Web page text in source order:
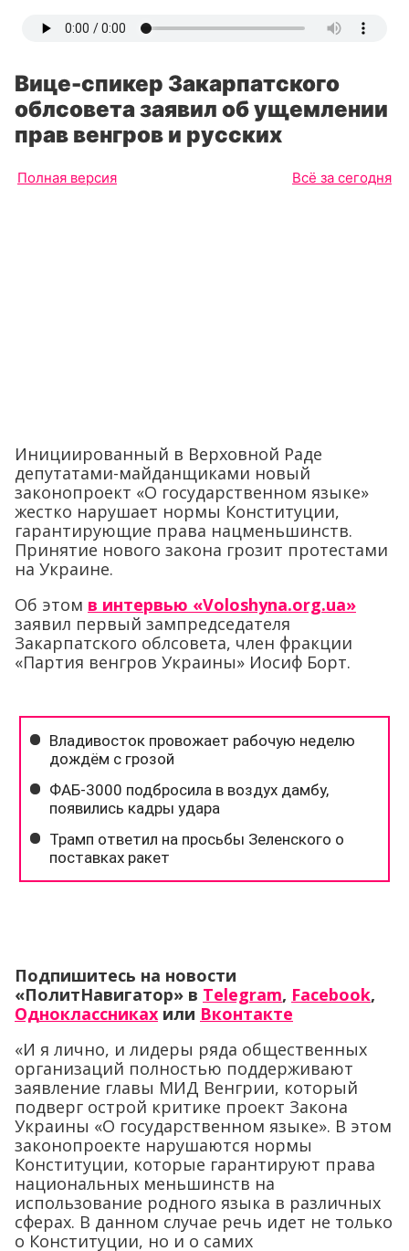
Вице-спикер Закарпатского
облсовета заявил об ущемлении
прав венгров и русских
Полная версия Всё за сегодня
Инициированный в Верховной Раде
депутатами-майданщиками новый
законопроект «О государственном языке»
жестко нарушает нормы Конституции,
гарантирующие права нацменьшинств.
Принятие нового закона грозит протестами
на Украине.
Об этом в интервью «Voloshyna.org.ua»
заявил первый зампредседателя
Закарпатского облсовета, член фракции
«Партия венгров Украины» Иосиф Борт.
Подпишитесь на новости
«ПолитНавигатор» в Telegram, Facebook,
Одноклассниках или Вконтакте
«И я лично, и лидеры ряда общественных
организаций полностью поддерживают
заявление главы МИД Венгрии, который
подверг острой критике проект Закона
Украины «О государственном языке». В этом
законопроекте нарушаются нормы
Конституции, которые гарантируют права
национальных меньшинств на
использование родного языка в различных
сферах. В данном случае речь идет не только
о Конституции, но и о самих